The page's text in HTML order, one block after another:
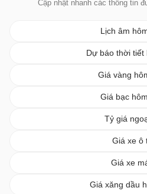
Cập nhật nhanh các thông tin
Lịch âm
Dự báo thời tiết
Giá vàng
Giá bạc
Tỷ giá
Giá xe ô
Giá xe
Giá xăng dầu